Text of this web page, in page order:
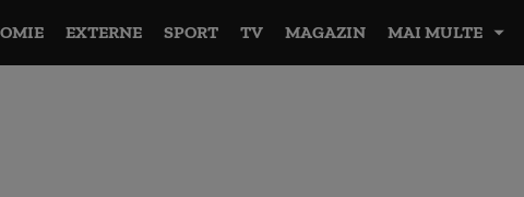
EXTERNE SPORT TV MAGAZIN MAI MULTE